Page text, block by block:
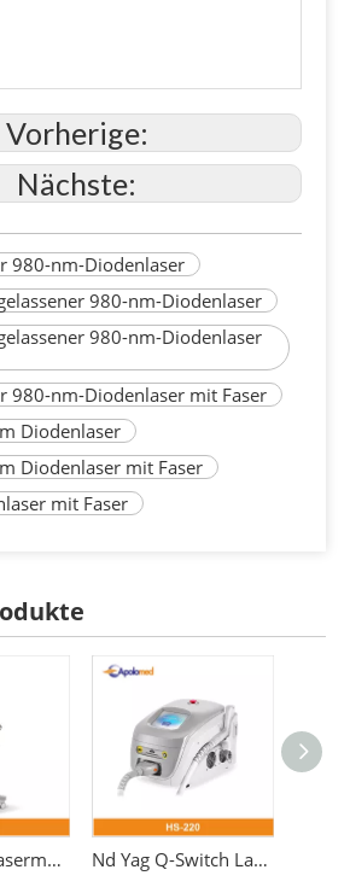
Vorherige:
Nächste:
980-nm-Diodenlaser
980-nm-Diodenlaser
980-nm-Diodenlaser
980-nm-Diodenlaser mit Faser
Diodenlaser
Diodenlaser mit Faser
mit Faser
Nd Yag Q-Switch Laser Pico Laser Tattooentfernung 1064 532 nm Schönheitsmaschine